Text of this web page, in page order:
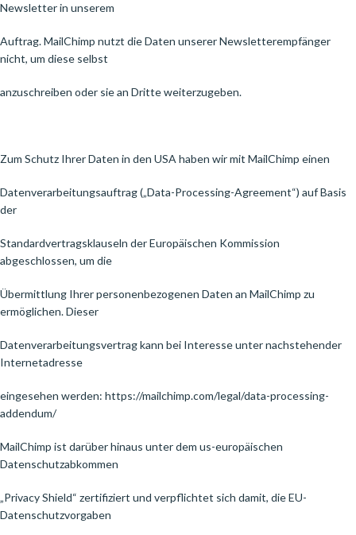
Newsletter in unserem
Auftrag. MailChimp nutzt die Daten unserer Newsletterempfänger
nicht, um diese selbst
anzuschreiben oder sie an Dritte weiterzugeben.
Zum Schutz Ihrer Daten in den USA haben wir mit MailChimp einen
Datenverarbeitungsauftrag („Data-Processing-Agreement“) auf Basis
der
Standardvertragsklauseln der Europäischen Kommission
abgeschlossen, um die
Übermittlung Ihrer personenbezogenen Daten an MailChimp zu
ermöglichen. Dieser
Datenverarbeitungsvertrag kann bei Interesse unter nachstehender
Internetadresse
eingesehen werden: https://mailchimp.com/legal/data-processing-
addendum/
MailChimp ist darüber hinaus unter dem us-europäischen
Datenschutzabkommen
„Privacy Shield“ zertifiziert und verpflichtet sich damit, die EU-
Datenschutzvorgaben